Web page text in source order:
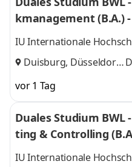
kmanagement (B.A.)
IU Internationale
Duisburg, Düsseldorf
vor 1 Tag
Duales Studium BWL
ting & Controlling
mbH
IU Internationale